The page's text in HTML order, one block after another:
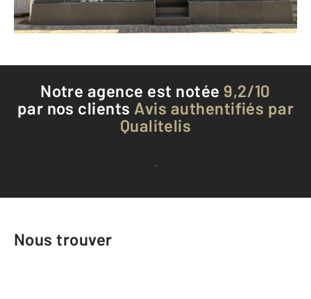
Téléphoner à l'agence
Notre agence est notée 9,2/10
par nos clients Avis authentifiés par
Qualitelis
Voir tous les avis clients
Nous trouver